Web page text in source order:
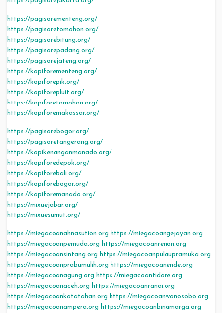
https://pagisorementeng.org/
https://pagisoretomohon.org/
https://pagisorebitung.org/
https://pagisorepadang.org/
https://pagisorejateng.org/
https://kopiforementeng.org/
https://kopiforepik.org/
https://kopiforepluit.org/
https://kopiforetomohon.org/
https://kopiforemakassar.org/
https://pagisorebogor.org/
https://pagisoretangerang.org/
https://kopikenanganmanado.org/
https://kopiforedepok.org/
https://kopiforebali.org/
https://kopiforebogor.org/
https://kopiforemanado.org/
https://mixuejabar.org/
https://mixuesumut.org/
https://miegacoanahnasution.org https://miegacoangejayan.org
https://miegacoanpemuda.org https://miegacoanrenon.org
https://miegacoansintang.org https://miegacoanpulaupramuka.org
https://miegacoanprabumulih.org https://miegacoanende.org
https://miegacoanagung.org https://miegacoantidore.org
https://miegacoanaceh.org https://miegacoanranai.org
https://miegacoankotatahan.org https://miegacoanwonosobo.org
https://miegacoanampera.org https://miegacoanbinamarga.org